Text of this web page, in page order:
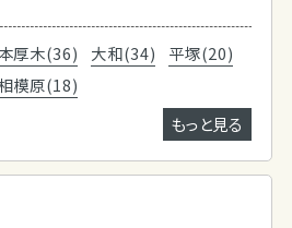
本厚木(36) 大和(34)
平塚(20)
模原(18)
もっと見る